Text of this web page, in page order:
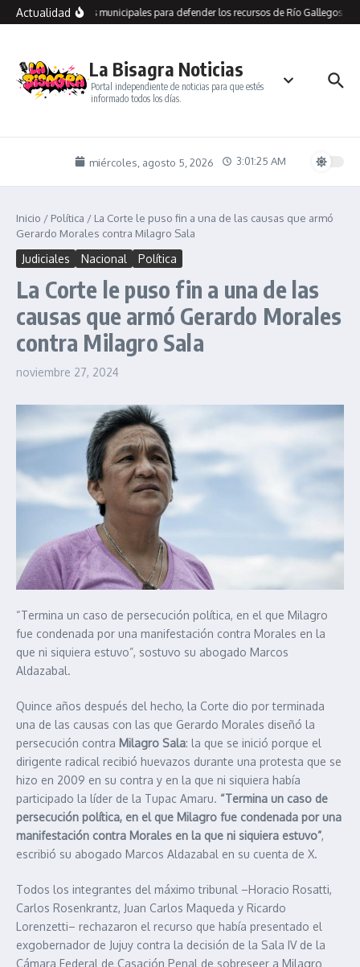
Saltar al contenido
Actualidad
dependencias municipales para defender los recursos de Río Gallegos y
La Bisagra Noticias
Portal independiente de noticias para que estés
informado todos los días.
miércoles, agosto 5, 2026 3:01:26 AM
Inicio / Política / La Corte le puso fin a una de las causas que armó
Gerardo Morales contra Milagro Sala
Judiciales Nacional Política
La Corte le puso fin a una de las
causas que armó Gerardo Morales
contra Milagro Sala
noviembre 27, 2024
“Termina un caso de persecución política, en el que Milagro
fue condenada por una manifestación contra Morales en la
que ni siquiera estuvo”, sostuvo su abogado Marcos
Aldazabal.
Quince años después del hecho, la Corte dio por terminada
una de las causas con las que Gerardo Morales diseñó la
persecución contra Milagro Sala: la que se inició porque el
dirigente radical recibió huevazos durante una protesta que se
hizo en 2009 en su contra y en la que ni siquiera había
participado la líder de la Tupac Amaru. “Termina un caso de
persecución política, en el que Milagro fue condenada por una
manifestación contra Morales en la que ni siquiera estuvo”,
escribió su abogado Marcos Aldazabal en su cuenta de X.
Todos los integrantes del máximo tribunal –Horacio Rosatti,
Carlos Rosenkrantz, Juan Carlos Maqueda y Ricardo
Lorenzetti– rechazaron el recurso que había presentado el
exgobernador de Jujuy contra la decisión de la Sala IV de la
Cámara Federal de Casación Penal de sobreseer a Milagro